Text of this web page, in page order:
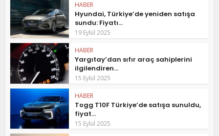
HABER
Hyundai, Türkiye’de yeniden satışa
sundu: Fiyatı...
19 Eylül 2025
HABER
Yargıtay’dan sıfır araç sahiplerini
ilgilendiren...
15 Eylül 2025
HABER
Togg T10F Türkiye’de satışa sunuldu,
fiyat...
15 Eylül 2025